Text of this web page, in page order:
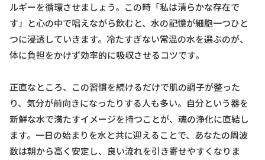
ルギーを循環させましょう。この時「私は清らかな存在で
す」と心の中で唱えながら飲むと、水の記憶が細胞一つひと
つに浸透していきます。冷たすぎない常温の水を選ぶのが、
体に負担をかけず効率的に吸収させるコツです。
正直なところ、この習慣を続けるだけで肌の調子が整った
り、気分が前向きになったりする人も多い。自分という器を
新鮮な水で満たすイメージを持つことが、魂の浄化に直結し
ます。一日の始まりを水と共に迎えることで、あなたの周波
数は朝から高く安定し、良い流れを引き寄せやすくなりま